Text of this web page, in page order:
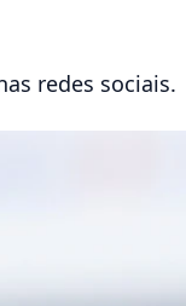
redes sociais.